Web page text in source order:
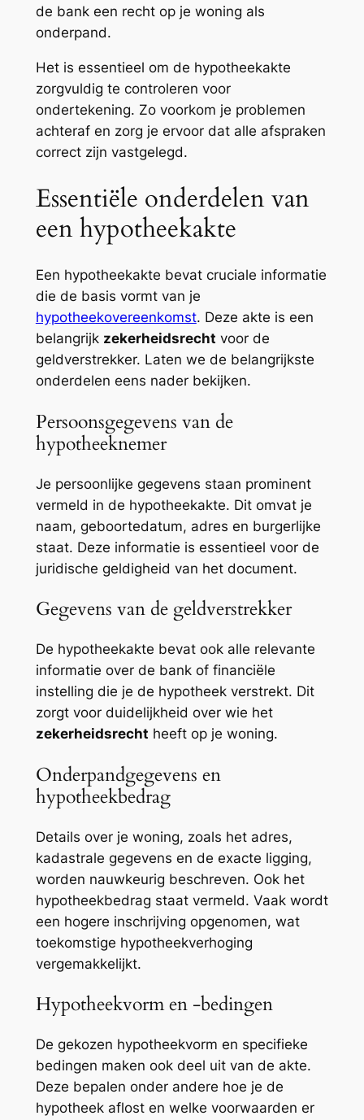
de bank een recht op je woning als
onderpand.
Het is essentieel om de hypotheekakte
zorgvuldig te controleren voor
ondertekening. Zo voorkom je problemen
achteraf en zorg je ervoor dat alle afspraken
correct zijn vastgelegd.
Essentiële onderdelen van
een hypotheekakte
Een hypotheekakte bevat cruciale informatie
die de basis vormt van je
hypotheekovereenkomst. Deze akte is een
belangrijk zekerheidsrecht voor de
geldverstrekker. Laten we de belangrijkste
onderdelen eens nader bekijken.
Persoonsgegevens van de
hypotheeknemer
Je persoonlijke gegevens staan prominent
vermeld in de hypotheekakte. Dit omvat je
naam, geboortedatum, adres en burgerlijke
staat. Deze informatie is essentieel voor de
juridische geldigheid van het document.
Gegevens van de geldverstrekker
De hypotheekakte bevat ook alle relevante
informatie over de bank of financiële
instelling die je de hypotheek verstrekt. Dit
zorgt voor duidelijkheid over wie het
zekerheidsrecht heeft op je woning.
Onderpandgegevens en
hypotheekbedrag
Details over je woning, zoals het adres,
kadastrale gegevens en de exacte ligging,
worden nauwkeurig beschreven. Ook het
hypotheekbedrag staat vermeld. Vaak wordt
een hogere inschrijving opgenomen, wat
toekomstige hypotheekverhoging
vergemakkelijkt.
Hypotheekvorm en -bedingen
De gekozen hypotheekvorm en specifieke
bedingen maken ook deel uit van de akte.
Deze bepalen onder andere hoe je de
hypotheek aflost en welke voorwaarden er